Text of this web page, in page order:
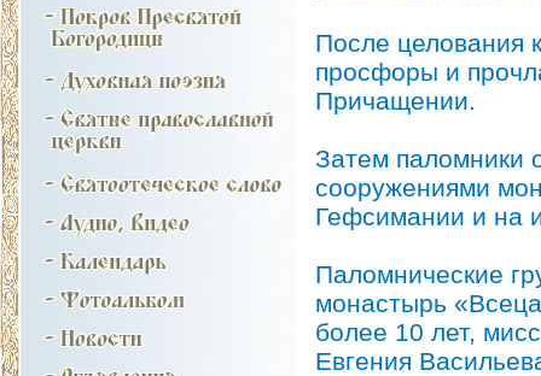
После целования
просфоры и
Причащении.
Затем паломники
сооружениями
Гефсимании и на
Паломнические
монастырь
более 10 лет,
Евгения